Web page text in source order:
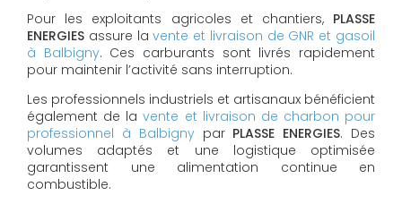
Pour les exploitants agricoles et chantiers, PLASSE
ENERGIES assure lavente et livraison de GNR et gasoil
à Balbigny. Ces carburants sont livrés rapidement
pour maintenir l’activité sans interruption.
Les professionnels industriels et artisanaux bénéficient
également de lavente et livraison de charbon pour
professionnel à Balbignypar PLASSE ENERGIES. Des
volumes adaptés et une logistique optimisée
garantissent une alimentation continue en
combustible.